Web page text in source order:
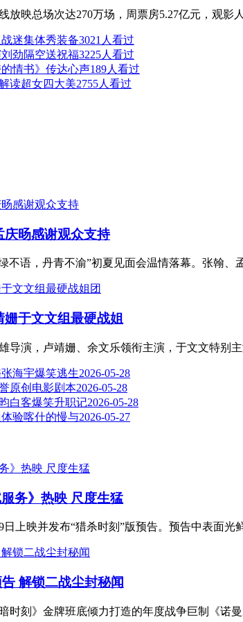
放映总场次达270万场，周票房5.27亿元，观
迷集体秀装备3021人看过
劲隔空送祝福3225人看过
情书》传达心声189人看过
读超女四大美2755人看过
庆旸感谢观众支持
不语，丹青不渝”初夏见面会温情落幕。张翰
姗于文文组最硬战姐
导演，卢靖姗、余文乐领衔主演，于文文特别
海宇爆笑逃生2026-05-28
原创电影剧本2026-05-28
白客爆笑升职记2026-05-28
验喀什的慢与2026-05-27
务》热映 尺度生猛
上映并发布“猎杀时刻”版预告。预告中表面
解锁二战尘封秘闻
时刻》金牌班底倾力打造的年度战争巨制《诺